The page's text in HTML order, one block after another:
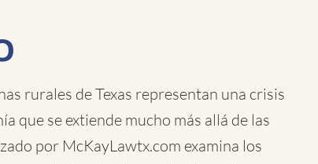
rurales de Texas representan una crisis
que se extiende mucho más allá de las
por McKayLawtx.com examina los